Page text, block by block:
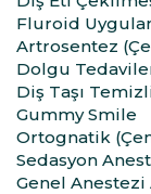
Fluroid
Artrosentez
Dolgu
Diş Taşı
Gummy Smile
Ortognatik
Sedasyon
Genel